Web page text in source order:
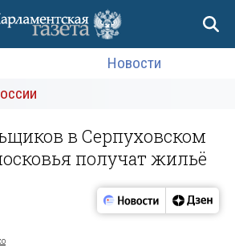
Новости
в Серпуховском
получат жильё